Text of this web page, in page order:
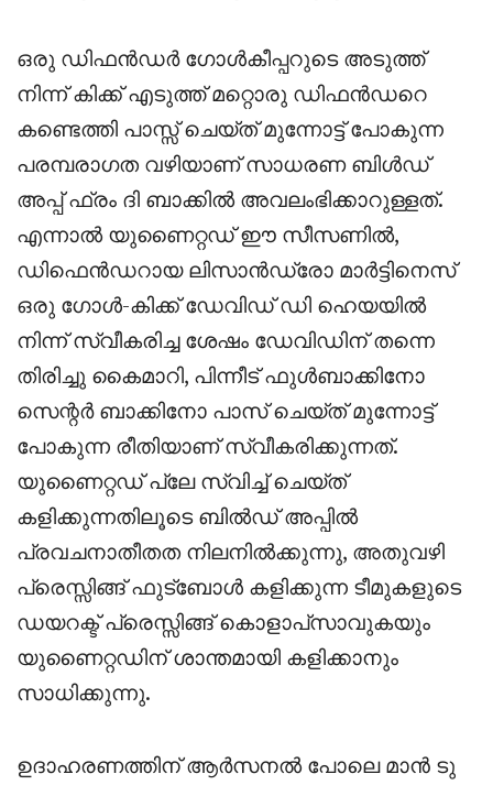
ഒരു ഡിഫൻഡർ ഗോൾകീപ്പറുടെ അടുത്ത്
നിന്ന് കിക്ക് എടുത്ത് മറ്റൊരു ഡിഫൻഡറെ
കണ്ടെത്തി പാസ്സ് ചെയ്ത് മുന്നോട്ട് പോകുന്ന
പരമ്പരാഗത വഴിയാണ് സാധരണ ബിൾഡ്
അപ്പ് ഫ്രം ദി ബാക്കിൽ അവലംഭിക്കാറുള്ളത്.
എന്നാൽ യുണൈറ്റഡ് ഈ സീസണിൽ,
ഡിഫെൻഡറായ ലിസാൻഡ്രോ മാർട്ടിനെസ്
ഒരു ഗോൾ-കിക്ക് ഡേവിഡ് ഡി ഹെയയിൽ
നിന്ന് സ്വീകരിച്ച ശേഷം ഡേവിഡിന് തന്നെ
തിരിച്ചു കൈമാറി, പിന്നീട് ഫുൾബാക്കിനോ
സെന്റർ ബാക്കിനോ പാസ് ചെയ്ത് മുന്നോട്ട്
പോകുന്ന രീതിയാണ് സ്വീകരിക്കുന്നത്.
യുണൈറ്റഡ് പ്ലേ സ്വിച്ച് ചെയ്ത്
കളിക്കുന്നതിലൂടെ ബിൽഡ് അപ്പിൽ
പ്രവചനാതീതത നിലനിൽക്കുന്നു, അതുവഴി
പ്രെസ്സിങ്ങ് ഫുട്‌ബോൾ കളിക്കുന്ന ടീമുകളുടെ
ഡയറക്ട് പ്രെസ്സിങ്ങ് കൊളാപ്‌സാവുകയും
യുണൈറ്റഡിന് ശാന്തമായി കളിക്കാനും
സാധിക്കുന്നു.
ഉദാഹരണത്തിന് ആർസനൽ പോലെ മാൻ ടു